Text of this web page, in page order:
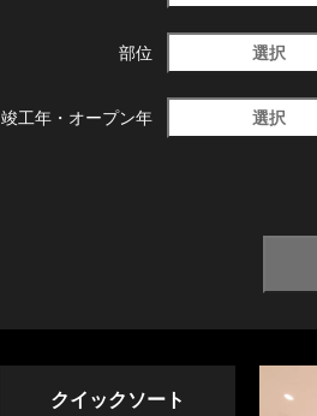
部位 選択
竣工年・ オープン年 選択
クイックソート